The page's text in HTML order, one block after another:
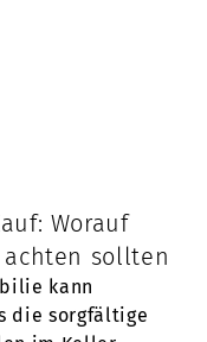
Worauf
sollten
kann
die sorgfältige